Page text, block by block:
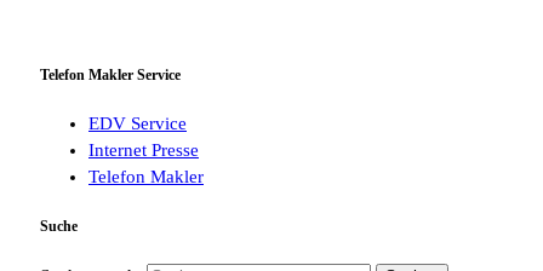
Telefon Makler Service
EDV Service
Internet Presse
Telefon Makler
Suche